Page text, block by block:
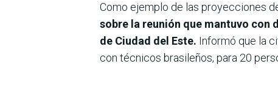
Como ejemplo de las proyecciones
sobre la reunión que mantuvo con
de Ciudad del Este. Informó que la
con técnicos brasileños, para 20